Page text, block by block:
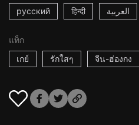
русский हिन्दी العربية
แท็ก
เกย์
รักใสๆ จีน-ฮ่องกง